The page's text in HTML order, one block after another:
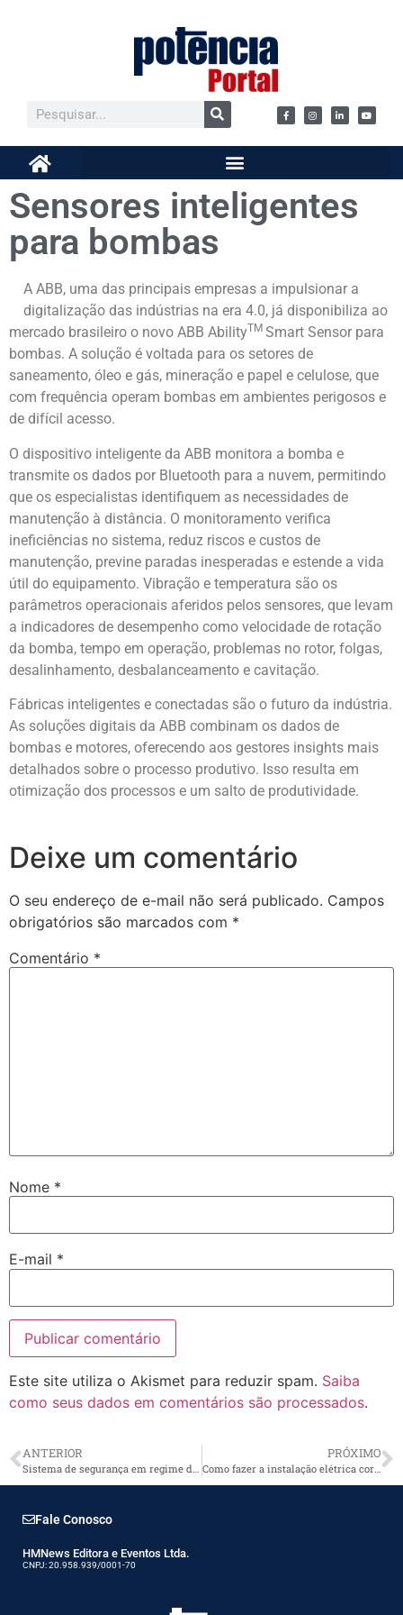
Sensores inteligentes
para bombas
A ABB, uma das principais empresas a impulsionar a
digitalização das indústrias na era 4.0, já disponibiliza ao
mercado brasileiro o novo ABB AbilityTM Smart Sensor para
bombas. A solução é voltada para os setores de
saneamento, óleo e gás, mineração e papel e celulose, que
com frequência operam bombas em ambientes perigosos e
de difícil acesso.
O dispositivo inteligente da ABB monitora a bomba e
transmite os dados por Bluetooth para a nuvem, permitindo
que os especialistas identifiquem as necessidades de
manutenção à distância. O monitoramento verifica
ineficiências no sistema, reduz riscos e custos de
manutenção, previne paradas inesperadas e estende a vida
útil do equipamento. Vibração e temperatura são os
parâmetros operacionais aferidos pelos sensores, que levam
a indicadores de desempenho como velocidade de rotação
da bomba, tempo em operação, problemas no rotor, folgas,
desalinhamento, desbalanceamento e cavitação.
Fábricas inteligentes e conectadas são o futuro da indústria.
As soluções digitais da ABB combinam os dados de
bombas e motores, oferecendo aos gestores insights mais
detalhados sobre o processo produtivo. Isso resulta em
otimização dos processos e um salto de produtividade.
Deixe um comentário
O seu endereço de e-mail não será publicado. Campos
obrigatórios são marcados com *
Comentário *
Nome *
E-mail *
Este site utiliza o Akismet para reduzir spam. Saiba
como seus dados em comentários são processados.
ANTERIOR PRÓXIMO
Como fazer a instalação elétrica correta de um ar condicionado?
Fale Conosco
HMNews Editora e Eventos Ltda.
CNPJ: 20.958.939/0001-70